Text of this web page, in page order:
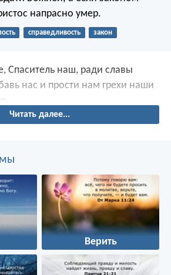
напрасно умер.
справедливость закон
Спаситель наш, ради славы
нас и прости нам грехи наши
Читать далее...
Верить